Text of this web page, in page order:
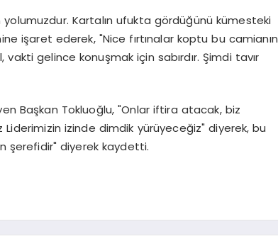
Kartalın ufukta gördüğünü kümesteki
işaret ederek, "Nice fırtınalar koptu bu camianın
gelince konuşmak için sabırdır. Şimdi tavır
Başkan Tokluoğlu, "Onlar iftira atacak, biz
Liderimizin izinde dimdik yürüyeceğiz" diyerek, bu
şerefidir" diyerek kaydetti.